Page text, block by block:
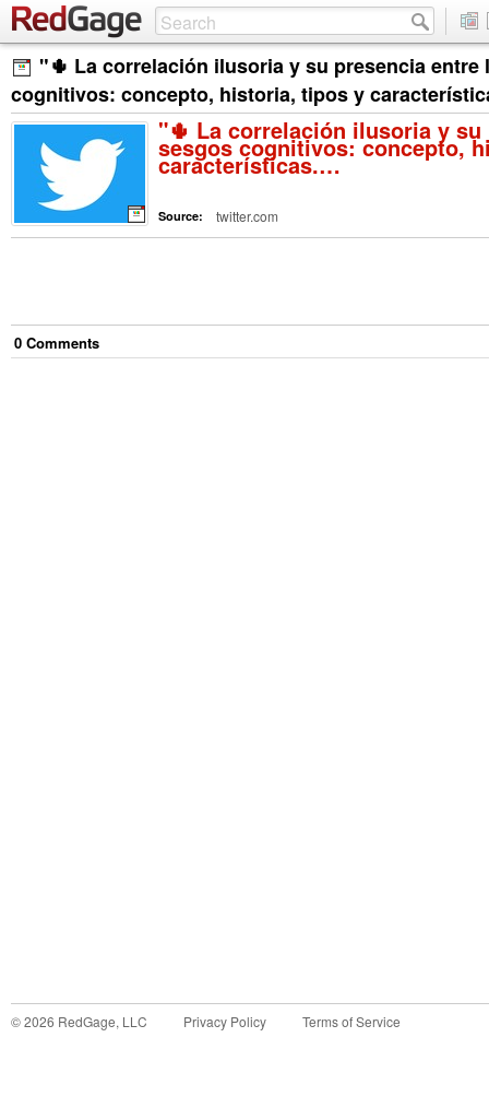
"🌵 La correlación ilusoria y su presencia entre
cognitivos: concepto, historia, tipos y
"🌵 La correlación ilusoria y
sesgos cognitivos: concepto,
características.…
Source: twitter.com
0 Comments
©2026 RedGage, LLC Privacy Policy Terms of Service